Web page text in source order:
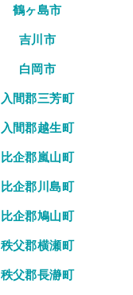
鶴ヶ島市
吉川市
白岡市
入間郡三芳町
入間郡越生町
比企郡嵐山町
比企郡川島町
比企郡鳩山町
秩父郡横瀬町
秩父郡長瀞町